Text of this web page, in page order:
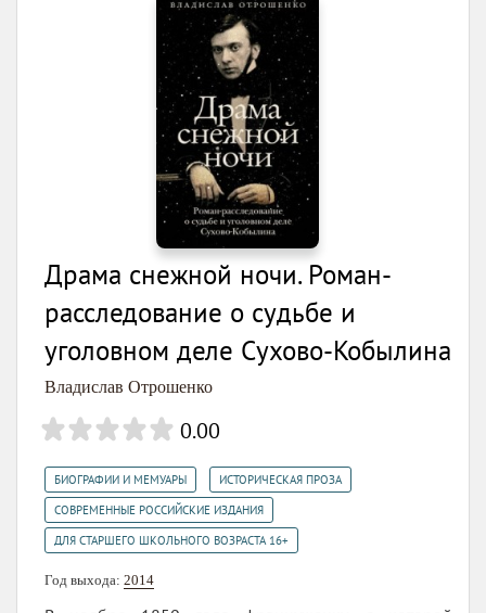
Драма снежной ночи. Роман-
расследование о судьбе и
уголовном деле Сухово-Кобылина
Владислав Отрошенко
0.00
БИОГРАФИИ И МЕМУАРЫ ИСТОРИЧЕСКАЯ ПРОЗА
СОВРЕМЕННЫЕ РОССИЙСКИЕ ИЗДАНИЯ
ДЛЯ СТАРШЕГО ШКОЛЬНОГО ВОЗРАСТА 16+
Год выхода: 2014